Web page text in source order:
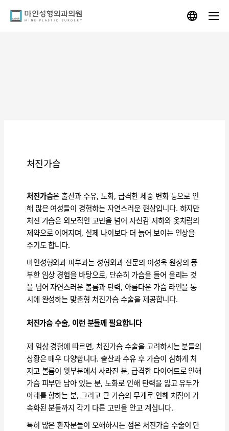
content
처진가슴
처진가슴은 출산과 수유, 노화, 급격한 체중 변화 등으로 인
해 많은 여성들이 경험하는 자연스러운 현상입니다. 하지만
처진 가슴은 외모적인 고민을 넘어 자신감 저하와 옷차림의
제약으로 이어지며, 실제 나이보다 더 늙어 보이는 인상을
주기도 합니다.
마인성형외과 피부과는 성형외과 전문의 이성욱 원장의 풍
부한 임상 경험을 바탕으로, 단순히 가슴을 들어 올리는 것
을 넘어 자연스러운 볼륨과 탄력, 아름다운 가슴 라인을 동
시에 완성하는 맞춤형 처진가슴 수술을 제공합니다.
처진가슴 수술, 이런 분들께 필요합니다
제 임상 경험에 따르면, 처진가슴 수술을 고려하시는 분들의
상황은 매우 다양합니다. 출산과 수유 후 가슴이 심하게 처
지고 볼륨이 윗부분에서 사라진 분, 급격한 다이어트로 인해
가슴 피부만 남아 있는 분, 노화로 인해 탄력을 잃고 유두가
아래를 향하는 분, 그리고 큰 가슴의 무게로 인해 처짐이 가
속화된 분들까지 각기 다른 고민을 안고 계십니다.
특히 많은 환자분들이 오해하시는 점은 처진가슴 수술이 단